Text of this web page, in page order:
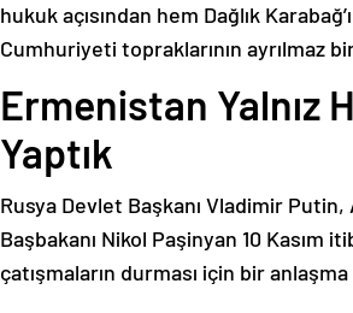
hukuk açısından hem Dağlık
Cumhuriyeti topraklarının ayrılmaz
Ermenistan Yalnız
Yaptık
Rusya Devlet Başkanı Vladimir
Başbakanı Nikol Paşinyan 10 Kasım
çatışmaların durması için bir anlaşma